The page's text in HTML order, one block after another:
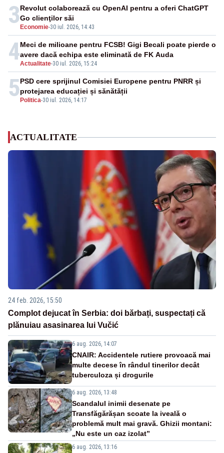
3 Economie-30 iul. 2026, 14:43
Revolut colaborează cu OpenAI pentru a oferi ChatGPT
Go clienţilor săi
4Actualitate-30 iul. 2026, 15:24
Meci de milioane pentru FCSB! Gigi Becali poate pierde o
avere dacă echipa este eliminată de FK Auda
5 Politica-30 iul. 2026, 14:17
PSD cere sprijinul Comisiei Europene pentru PNRR și
protejarea educației și sănătății
ACTUALITATE
24 feb. 2026, 15:50
Complot dejucat în Serbia: doi bărbați, suspectați că
plănuiau asasinarea lui Vučić
6 aug. 2026, 14:07
CNAIR: Accidentele rutiere provoacă mai
multe decese în rândul tinerilor decât
tuberculoza și drogurile
6 aug. 2026, 13:48
Scandalul inimii desenate pe
Transfăgărășan scoate la iveală o
problemă mult mai gravă. Ghizii montani:
„Nu este un caz izolat”
6 aug. 2026, 13:16